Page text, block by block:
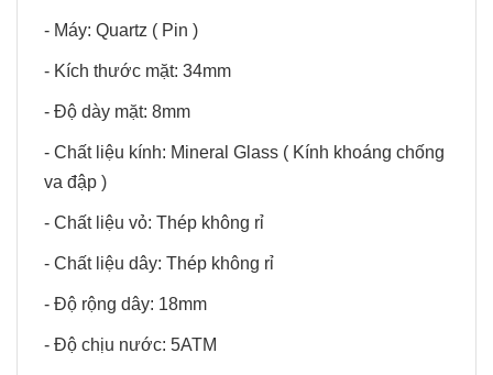
- Máy: Quartz ( Pin )
- Kích thước mặt: 34mm
- Độ dày mặt: 8mm
- Chất liệu kính: Mineral Glass ( Kính khoáng chống
va đập )
- Chất liệu vỏ: Thép không rỉ
- Chất liệu dây: Thép không rỉ
- Độ rộng dây: 18mm
- Độ chịu nước: 5ATM